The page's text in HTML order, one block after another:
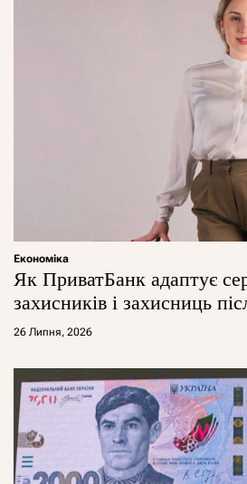
Економіка
Як ПриватБанк адаптує
захисників і захисниць
26 Липня, 2026